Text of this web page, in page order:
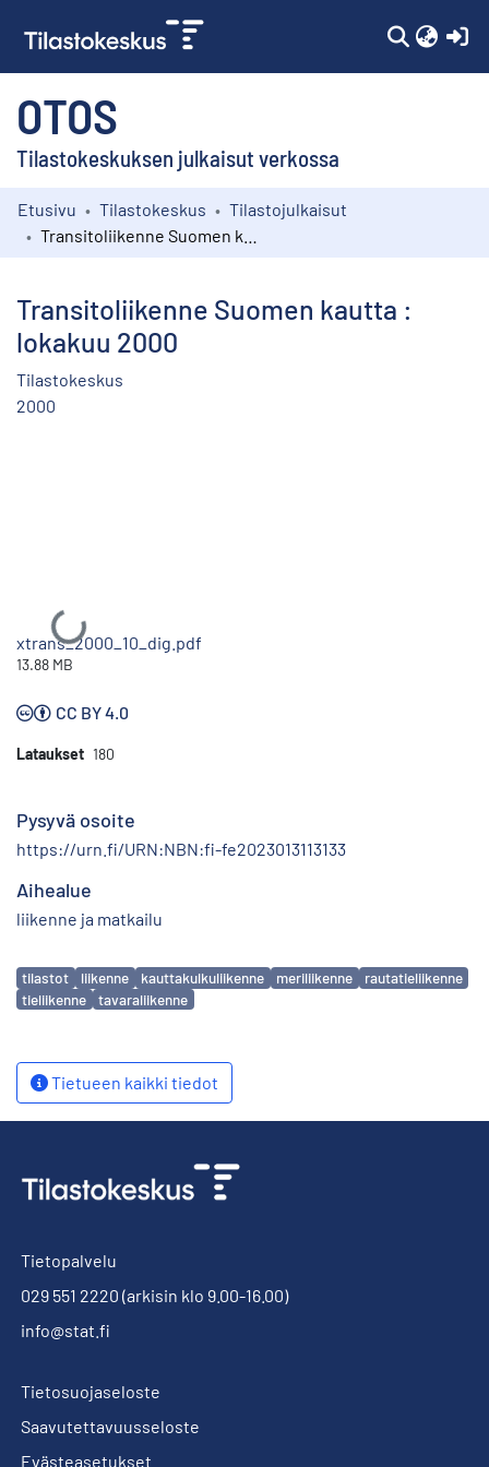
OTOS
Tilastokeskuksen julkaisut verkossa
Kokoelmat
Etusivu Tilastokeskus
Tilastojulkaisut
Transitoliikenne Suomen kautta :
lokakuu 2000
Tilastokeskus
2000
Ladataan...
xtrans_2000_10_dig.pdf
13.88 MB
CC BY 4.0
Lataukset 180
Pysyvä osoite
https://urn.fi/URN:NBN:fi-fe2023013113133
Aihealue
liikenne ja matkailu
Avainsanat
tilastot liikenne kauttakulkuliikenne meriliikenne
rautatieliikenne
tieliikenne
tavaraliikenne
Tietueen kaikki tiedot
Tietopalvelu
029 551 2220 (arkisin klo 9.00-16.00)
info@stat.fi
Tietosuojaseloste
Saavutettavuusseloste
Evästeasetukset